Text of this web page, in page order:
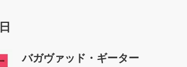
バガヴァッド・ギーター